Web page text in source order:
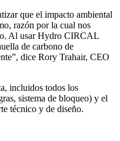
que el impacto ambiental
razón por la cual nos
Al usar Hydro CIRCAL
de carbono de
dice Rory Trahair, CEO
incluidos todos los
sistema de bloqueo) y el
técnico y de diseño.